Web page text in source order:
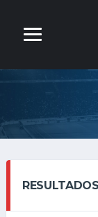
RESULTADOS